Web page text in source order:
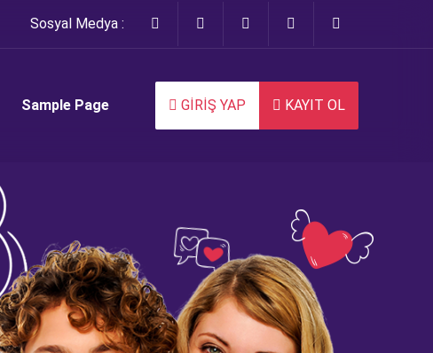
Sosyal Medya :
Sample Page GİRİŞ YAP KAYIT OL